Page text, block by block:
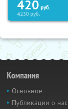
420 руб.
4230руб.
Компания
Основное
Публикации о нас